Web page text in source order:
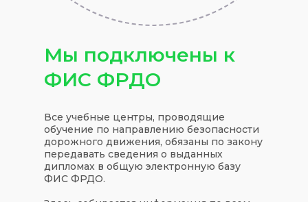
Все учебные центры, проводящие
обучение по направлению безопасности
дорожного движения, обязаны по закону
передавать сведения о выданных
дипломах в общую электронную базу
ФИС ФРДО.
Мы подключены к
ФИС ФРДО